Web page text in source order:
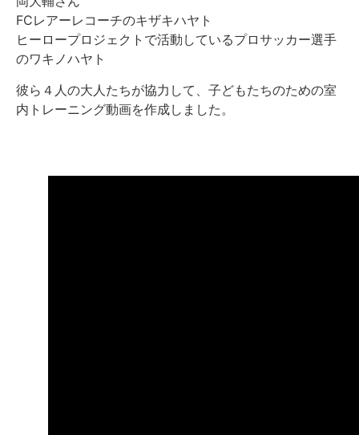
FCレアーレコーチのキザキハヤト
ヒーロープロジェクトで活動しているプロサッカー選手
のワキノハヤト
彼ら４人の大人たちが協力して、子どもたちのための室
内トレーニング動画を作成しました。